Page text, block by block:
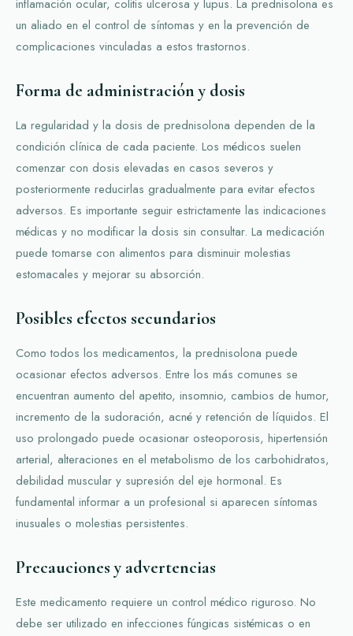
inflamación ocular, colitis ulcerosa y lupus. La prednisolona es
un aliado en el control de síntomas y en la prevención de
complicaciones vinculadas a estos trastornos.
Forma de administración y dosis
La regularidad y la dosis de prednisolona dependen de la
condición clínica de cada paciente. Los médicos suelen
comenzar con dosis elevadas en casos severos y
posteriormente reducirlas gradualmente para evitar efectos
adversos. Es importante seguir estrictamente las indicaciones
médicas y no modificar la dosis sin consultar. La medicación
puede tomarse con alimentos para disminuir molestias
estomacales y mejorar su absorción.
Posibles efectos secundarios
Como todos los medicamentos, la prednisolona puede
ocasionar efectos adversos. Entre los más comunes se
encuentran aumento del apetito, insomnio, cambios de humor,
incremento de la sudoración, acné y retención de líquidos. El
uso prolongado puede ocasionar osteoporosis, hipertensión
arterial, alteraciones en el metabolismo de los carbohidratos,
debilidad muscular y supresión del eje hormonal. Es
fundamental informar a un profesional si aparecen síntomas
inusuales o molestias persistentes.
Precauciones y advertencias
Este medicamento requiere un control médico riguroso. No
debe ser utilizado en infecciones fúngicas sistémicas o en